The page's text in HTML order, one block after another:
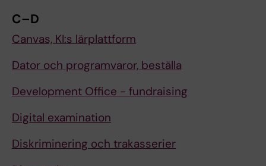
C–D
Canvas, KI:s lärplattform
Dator och programvaror, beställa
Development Office - fundraising
Digital examination
Diskriminering och trakasserier